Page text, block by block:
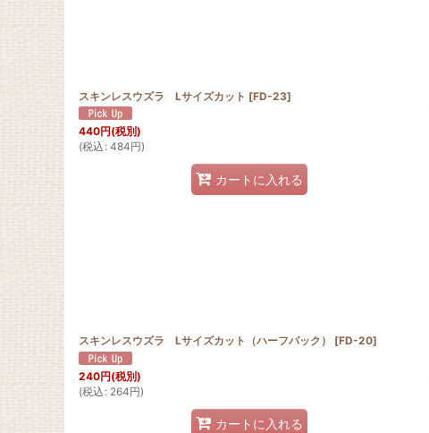
スキンレスウズラ Lサイズカット [FD-23]
440円(税別)
(税込 : 484円)
カートに入れる
スキンレスウズラ Lサイズカット（ハーフパック） [FD-20]
240円(税別)
(税込 : 264円)
カートに入れる